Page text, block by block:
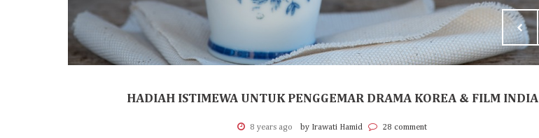
HADIAH ISTIMEWA UNTUK PENGGEMAR DRAMA KOREA & FILM INDIA
8 years ago by Irawati Hamid 28 comment